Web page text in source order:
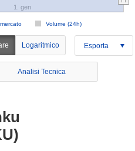
Volume (24h)
1. gen
Logaritmico Esporta
Analisi Tecnica